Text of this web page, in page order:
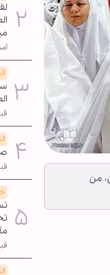
من
أمس
قبل
قبل
قبل 5